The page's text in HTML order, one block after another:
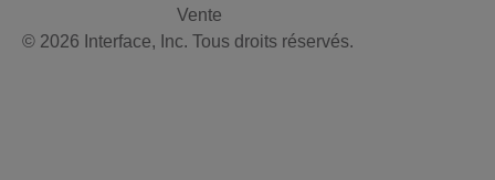
Vente
© 2026 Interface, Inc. Tous droits réservés.